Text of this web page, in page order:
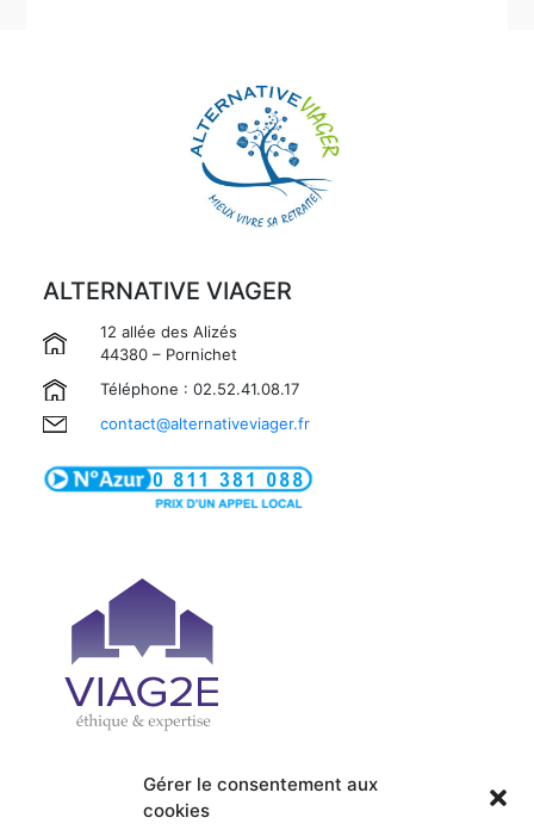
Gérer le consentement aux
cookies
ALTERNATIVE VIAGER
12 allée des Alizés
44380 – Pornichet
Téléphone : 02.52.41.08.17
contact@alternativeviager.fr